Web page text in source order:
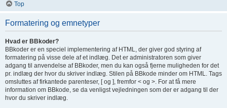
Top
Formatering og emnetyper
Hvad er BBkoder?
BBkoder er en speciel implementering af HTML, der giver god styring af
formatering på visse dele af et indlæg. Det er administratoren som giver
adgang til anvendelse af BBkoder, men du kan også fjerne muligheden for det
pr. indlæg der hvor du skriver indlæg. Stilen på BBkode minder om HTML. Tags
omsluttes af firkantede parenteser, [ og ], fremfor < og >. For at få mere
information om BBkode, se da venligst vejledningen som der er adgang til der
hvor du skriver indlæg.